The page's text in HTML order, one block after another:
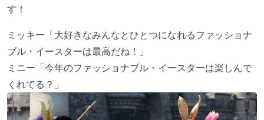
す！
ミッキー「大好きなみんなとひとつになれるファッショナ
ブル・イースターは最高だね！」
ミニー「今年のファッショナブル・イースターは楽しんで
くれてる？」